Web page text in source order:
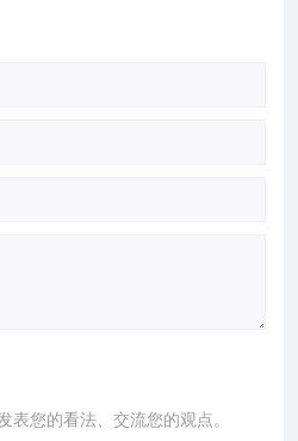
您的看法、交流您的观点。